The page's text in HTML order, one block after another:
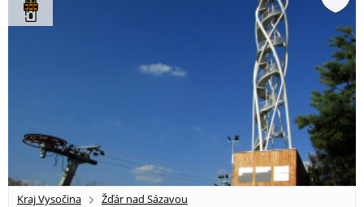
Kraj Vysočina Žďár nad Sázavou